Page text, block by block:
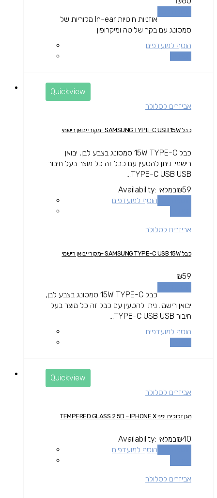
אוזניות חוטיות In-ear מקוריות של
סמסונג עם בקר שליטה ומיקרופון
הוסף למועדפים
Quickview
אביזרים לסלולר
כבל SAMSUNG TYPE-C USB 15W -מקורי יבואן רישמי
כבל 15W TYPE-C סמסונג בצבע לבן, יבואן
רישמי. ניתן להטעין עם כבל זה כל מוצר בעל חיבור
TYPE-C USB USB...
₪59
Availability: במלאי
הוסף למועדפים
אביזרים לסלולר
כבל SAMSUNG TYPE-C USB 15W -מקורי יבואן רישמי
₪59
כבל 15W TYPE-C סמסונג בצבע לבן,
יבואן רישמי. ניתן להטעין עם כבל זה כל מוצר בעל
חיבור TYPE-C USB USB...
הוסף למועדפים
Quickview
אביזרים לסלולר
מגן זכוכית יפני TEMPERED GLASS 2.5D – IPHONE X
₪40
Availability: במלאי
הוסף למועדפים
אביזרים לסלולר